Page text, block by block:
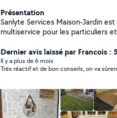
Présentation
Sanlyte Services Maison-Jardin
multiservice pour les particuliers
bricolage intérieur ou extérieur
petites réparations,
de mobilier, pose de clôture, pose
parcs et jardins, tonte, taille de
petit élagage, évacuation des
jardins). Le nettoyage courant du
Dernier avis laissé par Francois :
Il y a plus de 6 mois
Très réactif et de bon conseils, on va